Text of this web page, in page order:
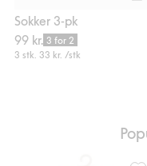
Sokker 3-pk
99 kr. 3 for 2
3 stk. 33 kr. /stk